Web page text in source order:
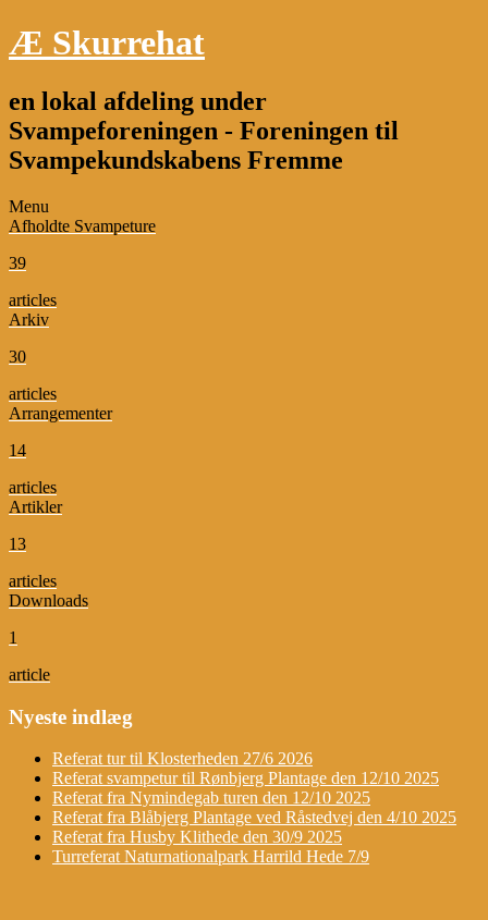
Æ Skurrehat
en lokal afdeling under
Svampeforeningen - Foreningen til
Svampekundskabens Fremme
Menu
Afholdte Svampeture
39
articles
Arkiv
30
articles
Arrangementer
14
articles
Artikler
13
articles
Downloads
1
article
Nyeste indlæg
Referat tur til Klosterheden 27/6 2026
Referat svampetur til Rønbjerg Plantage den 12/10 2025
Referat fra Nymindegab turen den 12/10 2025
Referat fra Blåbjerg Plantage ved Råstedvej den 4/10 2025
Referat fra Husby Klithede den 30/9 2025
Turreferat Naturnationalpark Harrild Hede 7/9